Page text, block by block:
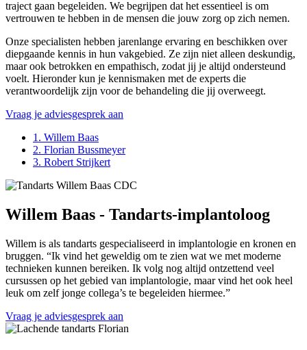
traject gaan begeleiden. We begrijpen dat het essentieel is om
vertrouwen te hebben in de mensen die jouw zorg op zich nemen.
Onze specialisten hebben jarenlange ervaring en beschikken over
diepgaande kennis in hun vakgebied. Ze zijn niet alleen deskundig,
maar ook betrokken en empathisch, zodat jij je altijd ondersteund
voelt. Hieronder kun je kennismaken met de experts die
verantwoordelijk zijn voor de behandeling die jij overweegt.
Vraag je adviesgesprek aan
1. Willem Baas
2. Florian Bussmeyer
3. Robert Strijkert
Willem Baas - Tandarts-implantoloog
Willem is als tandarts gespecialiseerd in implantologie en kronen en
bruggen. “Ik vind het geweldig om te zien wat we met moderne
technieken kunnen bereiken. Ik volg nog altijd ontzettend veel
cursussen op het gebied van implantologie, maar vind het ook heel
leuk om zelf jonge collega’s te begeleiden hiermee.”
Vraag je adviesgesprek aan